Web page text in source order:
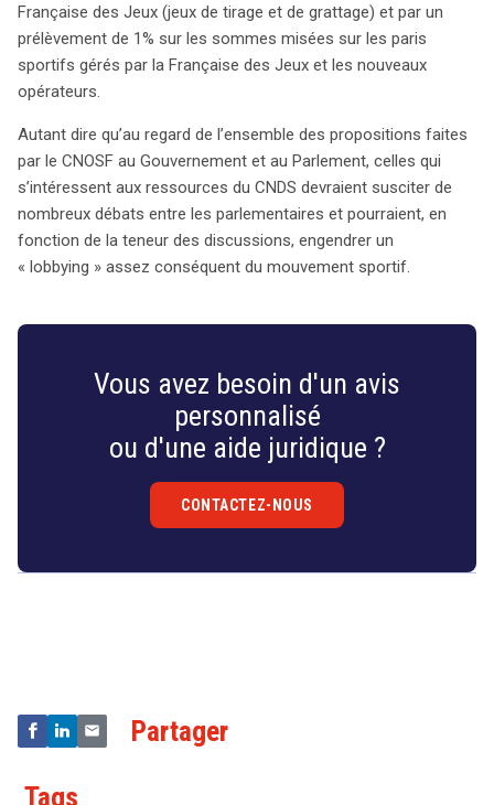
Française des Jeux (jeux de tirage et de grattage) et par un
prélèvement de 1% sur les sommes misées sur les paris
sportifs gérés par la Française des Jeux et les nouveaux
opérateurs.
Autant dire qu’au regard de l’ensemble des propositions faites
par le CNOSF au Gouvernement et au Parlement, celles qui
s’intéressent aux ressources du CNDS devraient susciter de
nombreux débats entre les parlementaires et pourraient, en
fonction de la teneur des discussions, engendrer un
« lobbying » assez conséquent du mouvement sportif.
Vous avez besoin d'un avis
personnalisé
ou d'une aide juridique ?
CONTACTEZ-NOUS
Partager
Tags